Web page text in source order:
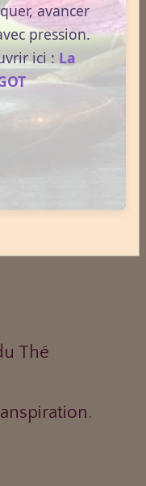
Thé
avancer
pression.
ici : La